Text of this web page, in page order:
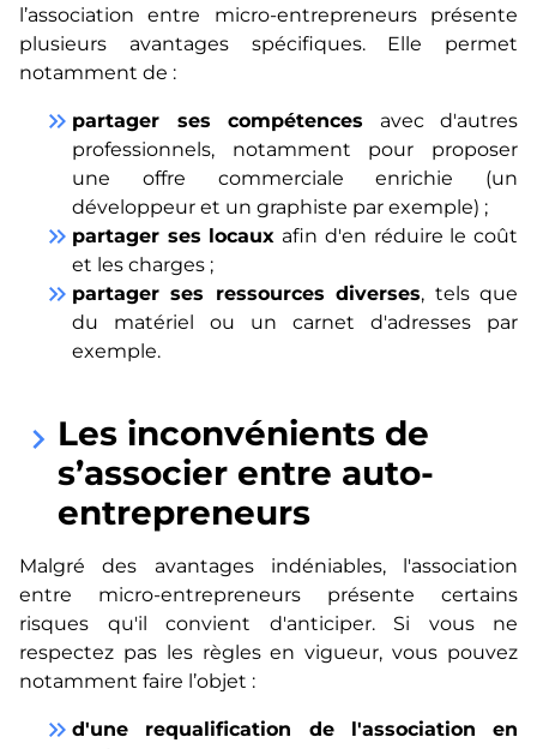
l’association entre micro-entrepreneurs présente
plusieurs avantages spécifiques. Elle permet
notamment de :
keyboard_double_arrow_right partager ses compétences avec d'autres
professionnels, notamment pour proposer
une offre commerciale enrichie (un
développeur et un graphiste par exemple) ;
keyboard_double_arrow_right partager ses locaux afin d'en réduire le coût
et les charges ;
keyboard_double_arrow_right partager ses ressources diverses, tels que
du matériel ou un carnet d'adresses par
exemple.
keyboard_arrow_right Les inconvénients de
s’associer entre auto-
entrepreneurs
Malgré des avantages indéniables, l'association
entre micro-entrepreneurs présente certains
risques qu'il convient d'anticiper. Si vous ne
respectez pas les règles en vigueur, vous pouvez
notamment faire l’objet :
keyboard_double_arrow_right d'une requalification de l'association en